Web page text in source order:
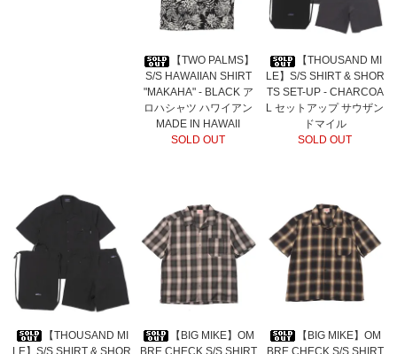
【TWO PALMS】
S/S HAWAIIAN SHIRT
"MAKAHA" - BLACK ア
ロハシャツ ハワイアン
MADE IN HAWAII
SOLD OUT
【THOUSAND MI
LE】S/S SHIRT & SHOR
TS SET-UP - CHARCOA
L セットアップ サウザン
ドマイル
SOLD OUT
【THOUSAND MI
LE】S/S SHIRT & SHOR
【BIG MIKE】OM
BRE CHECK S/S SHIRT
【BIG MIKE】OM
BRE CHECK S/S SHIRT